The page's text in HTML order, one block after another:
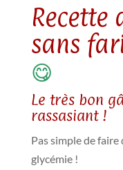
Recette
sans
😋
Le très bon
rassasiant !
Pas simple de faire
glycémie !